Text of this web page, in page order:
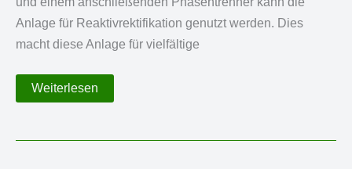
Anlage für Reaktivrektifikation genutzt werden. Dies
macht diese Anlage für vielfältige
10
L
Weiterlesen